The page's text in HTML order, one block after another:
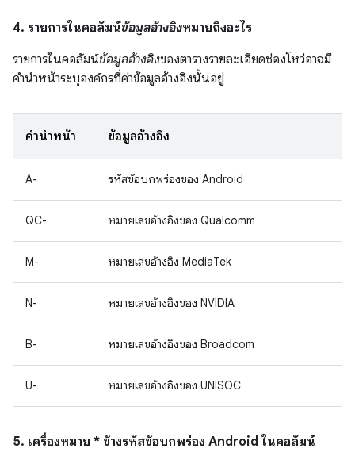
4. รายการในคอลัมน์ข้อมูลอ้างอิงหมายถึงอะไร
รายการในคอลัมน์ข้อมูลอ้างอิงของตารางรายละเอียดช่องโหว่อาจมี
คำนำหน้าระบุองค์กรที่ค่าข้อมูลอ้างอิงนั้นอยู่
คำนำหน้า ข้อมูลอ้างอิง
A- รหัสข้อบกพร่องของ Android
QC- หมายเลขอ้างอิงของ Qualcomm
M- หมายเลขอ้างอิง MediaTek
N- หมายเลขอ้างอิงของ NVIDIA
B- หมายเลขอ้างอิงของ Broadcom
U- หมายเลขอ้างอิงของ UNISOC
5. เครื่องหมาย * ข้างรหัสข้อบกพร่อง Android ในคอลัมน์